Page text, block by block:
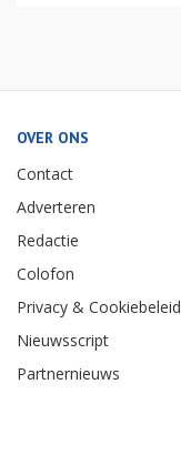
OVER ONS
Contact
Adverteren
Redactie
Colofon
Privacy & Cookiebeleid
Nieuwsscript
Partnernieuws